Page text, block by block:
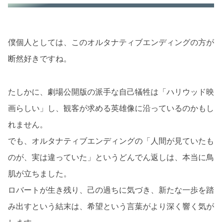
僕個人としては、このオルタナティブエンディングの方が
断然好きですね。
たしかに、劇場公開版の派手な自己犠牲は「ハリウッド映
画らしい」し、観客が求める英雄像に沿っているのかもし
れません。
でも、オルタナティブエンディングの「人間が見ていたも
のが、実は違っていた」というどんでん返しは、本当に鳥
肌が立ちました。
ロバートが生き残り、己の過ちに気づき、新たな一歩を踏
み出すという結末は、希望という言葉がより深く響く気が